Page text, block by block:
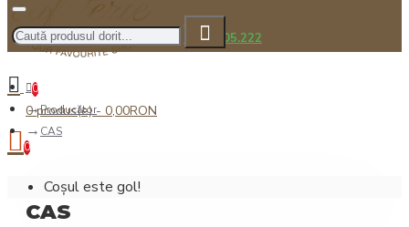
0722.505.222
0
0 produs(e) - 0,00RON
0
Coșul este gol!
Producător
CAS
CAS